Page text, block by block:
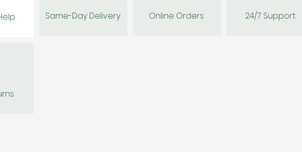
Same-Day Delivery Online Orders 24/7 Support